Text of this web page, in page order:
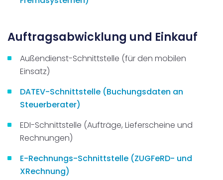
Auftragsabwicklung und Einkauf
Außendienst-Schnittstelle (für den mobilen
Einsatz)
DATEV-Schnittstelle (Buchungsdaten an
Steuerberater)
EDI-Schnittstelle (Aufträge, Lieferscheine und
Rechnungen)
E-Rechnungs-Schnittstelle (ZUGFeRD- und
XRechnung)